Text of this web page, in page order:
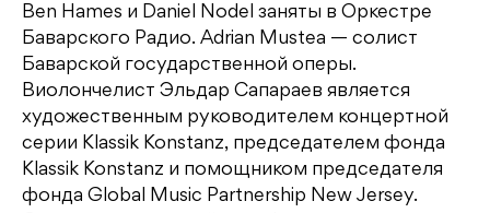
Ben Hames и Daniel Nodel заняты в Оркестре
Баварского Радио. Adrian Mustea — солист
Баварской государственной оперы.
Виолончелист Эльдар Сапараев является
художественным руководителем концертной
серии Klassik Konstanz, председателем фонда
Klassik Konstanz и помощником председателя
фонда Global Music Partnership New Jersey.